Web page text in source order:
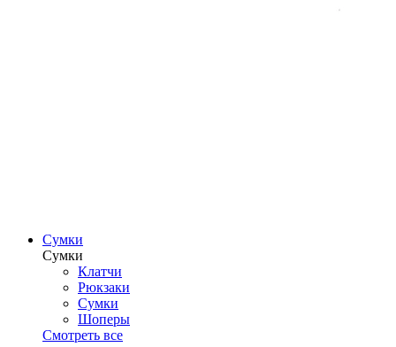
Сумки
Сумки
Клатчи
Рюкзаки
Сумки
Шоперы
Смотреть все